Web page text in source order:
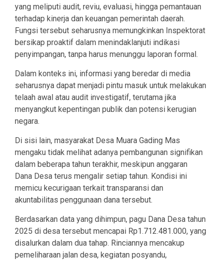
yang meliputi audit, reviu, evaluasi, hingga pemantauan
terhadap kinerja dan keuangan pemerintah daerah.
Fungsi tersebut seharusnya memungkinkan Inspektorat
bersikap proaktif dalam menindaklanjuti indikasi
penyimpangan, tanpa harus menunggu laporan formal.
Dalam konteks ini, informasi yang beredar di media
seharusnya dapat menjadi pintu masuk untuk melakukan
telaah awal atau audit investigatif, terutama jika
menyangkut kepentingan publik dan potensi kerugian
negara.
Di sisi lain, masyarakat Desa Muara Gading Mas
mengaku tidak melihat adanya pembangunan signifikan
dalam beberapa tahun terakhir, meskipun anggaran
Dana Desa terus mengalir setiap tahun. Kondisi ini
memicu kecurigaan terkait transparansi dan
akuntabilitas penggunaan dana tersebut.
Berdasarkan data yang dihimpun, pagu Dana Desa tahun
2025 di desa tersebut mencapai Rp1.712.481.000, yang
disalurkan dalam dua tahap. Rinciannya mencakup
pemeliharaan jalan desa, kegiatan posyandu,